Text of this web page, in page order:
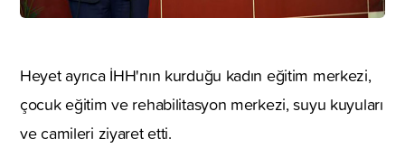
Heyet ayrıca İHH'nın kurduğu kadın eğitim merkezi,
çocuk eğitim ve rehabilitasyon merkezi, suyu kuyuları
ve camileri ziyaret etti.